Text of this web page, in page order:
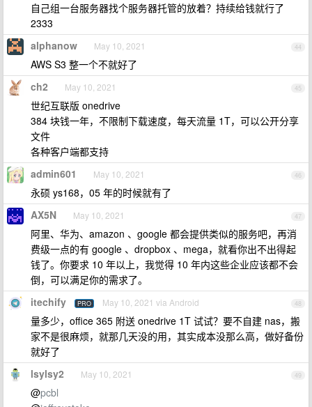
自己组一台服务器找个服务器托管的放着？持续给钱就行了
2333
44
alphanow May 10, 2021
AWS S3 整一个不就好了
45
ch2 May 10, 2021
世纪互联版 onedrive
384 块钱一年，不限制下载速度，每天流量 1T，可以公开分享
文件
各种客户端都支持
46
admin601 May 10, 2021
永硕 ys168，05 年的时候就有了
47
AX5N May 10, 2021
阿里、华为、amazon 、google 都会提供类似的服务吧，再消
费级一点的有 google 、dropbox 、mega，就看你出不出得起
钱了。你要求 10 年以上，我觉得 10 年内这些企业应该都不会
倒，可以满足你的需求了。
48
itechify PRO May 10, 2021 via Android
量多少，office 365 附送 onedrive 1T 试试？要不自建 nas，搬
家不是很麻烦，就那几天没的用，其实成本没那么高，做好备份
就好了
49
lsylsy2 May 10, 2021
@pcbl